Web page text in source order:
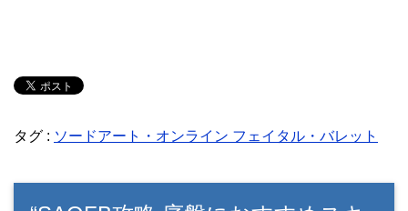
タグ : ソードアート・オンライン フェイタル・バレット